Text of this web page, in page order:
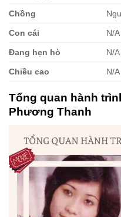
Chồng
Con cái N/A
Đang hẹn hò N/A
Chiều cao N/A
Tổng quan hành
Phương Thanh